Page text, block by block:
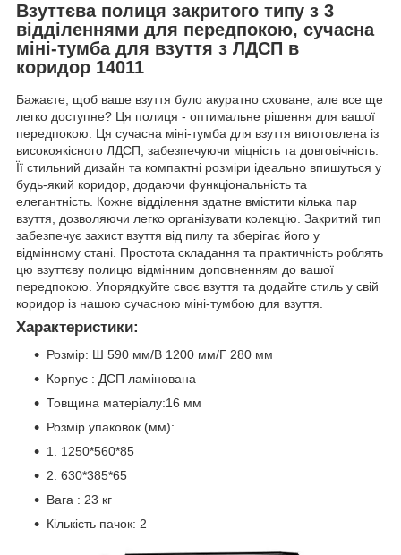
Взуттєва полиця закритого типу з 3
відділеннями для передпокою, сучасна
міні-тумба для взуття з ЛДСП в
коридор 14011
Бажаєте, щоб ваше взуття було акуратно сховане, але все ще
легко доступне? Ця полиця - оптимальне рішення для вашої
передпокою. Ця сучасна міні-тумба для взуття виготовлена із
високоякісного ЛДСП, забезпечуючи міцність та довговічність.
Її стильний дизайн та компактні розміри ідеально впишуться у
будь-який коридор, додаючи функціональність та
елегантність. Кожне відділення здатне вмістити кілька пар
взуття, дозволяючи легко організувати колекцію. Закритий тип
забезпечує захист взуття від пилу та зберігає його у
відмінному стані. Простота складання та практичність роблять
цю взуттєву полицю відмінним доповненням до вашої
передпокою. Упорядкуйте своє взуття та додайте стиль у свій
коридор із нашою сучасною міні-тумбою для взуття.
Характеристики:
Розмір: Ш 590 мм/В 1200 мм/Г 280 мм
Корпус : ДСП ламінована
Товщина матеріалу:16 мм
Розмір упаковок (мм):
1. 1250*560*85
2. 630*385*65
Вага : 23 кг
Кількість пачок: 2